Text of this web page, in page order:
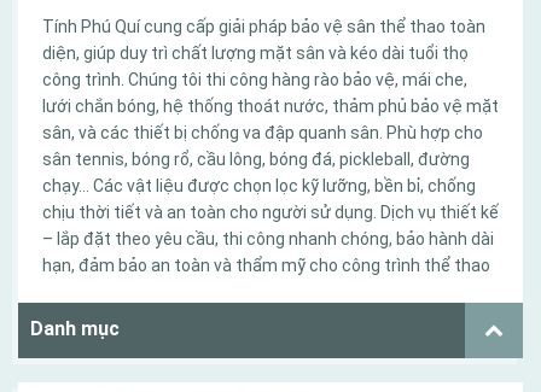
Tính Phú Quí cung cấp giải pháp bảo vệ sân thể thao toàn
diện, giúp duy trì chất lượng mặt sân và kéo dài tuổi thọ
công trình. Chúng tôi thi công hàng rào bảo vệ, mái che,
lưới chắn bóng, hệ thống thoát nước, thảm phủ bảo vệ mặt
sân, và các thiết bị chống va đập quanh sân. Phù hợp cho
sân tennis, bóng rổ, cầu lông, bóng đá, pickleball, đường
chạy… Các vật liệu được chọn lọc kỹ lưỡng, bền bỉ, chống
chịu thời tiết và an toàn cho người sử dụng. Dịch vụ thiết kế
– lắp đặt theo yêu cầu, thi công nhanh chóng, bảo hành dài
hạn, đảm bảo an toàn và thẩm mỹ cho công trình thể thao
Danh mục